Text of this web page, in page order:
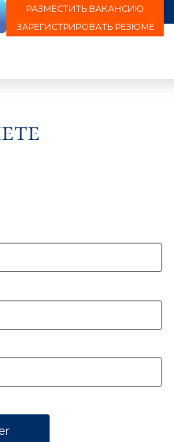
РАЗМЕСТИТЬ ВАКАНСИЮ
ЗАРЕГИСТРИРОВАТЬ РЕЗЮМЕ